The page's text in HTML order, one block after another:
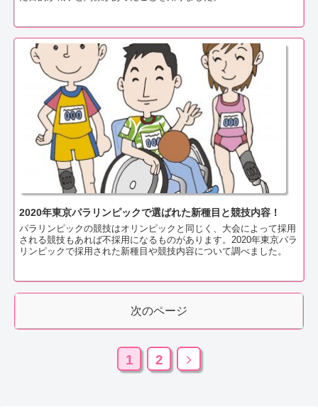
2020年東京パラリンピックで選ばれた新種目と競技内容！
パラリンピックの競技はオリンピックと同じく、大会によって採用
される競技もあれば不採用になるものがあります。2020年東京パラ
リンピックで採用された新種目や競技内容について調べました。
次のページ
1 2